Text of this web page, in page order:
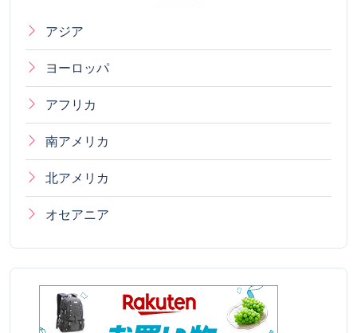
アジア
ヨーロッパ
アフリカ
南アメリカ
北アメリカ
オセアニア